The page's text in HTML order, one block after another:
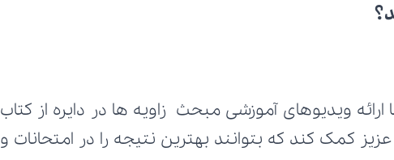
ویدیوهای آموزشی مبحث زاویه ها در دایره از کتاب